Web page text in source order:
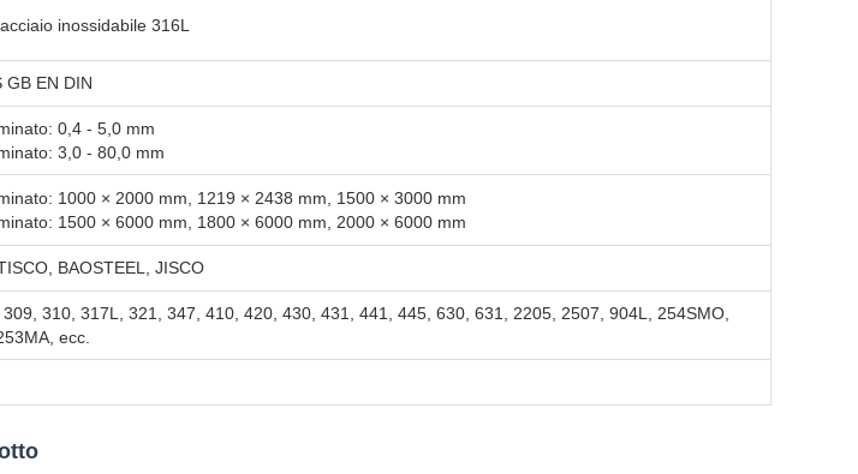
inossidabile 316L
GB EN DIN
0,4 - 5,0 mm
3,0 - 80,0 mm
1000 × 2000 mm, 1219 × 2438 mm, 1500 × 3000 mm
1500 × 6000 mm, 1800 × 6000 mm, 2000 × 6000 mm
BAOSTEEL, JISCO
310, 317L, 321, 347, 410, 420, 430, 431, 441, 445, 630, 631, 2205, 2507, 904L, 254SMO,
ecc.